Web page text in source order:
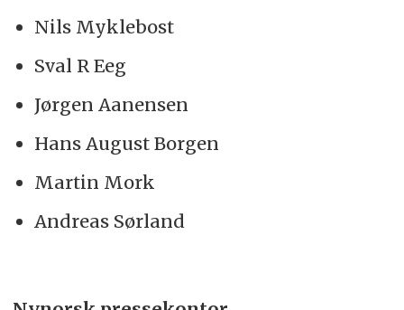
Nils Myklebost
Sval R Eeg
Jørgen Aanensen
Hans August Borgen
Martin Mork
Andreas Sørland